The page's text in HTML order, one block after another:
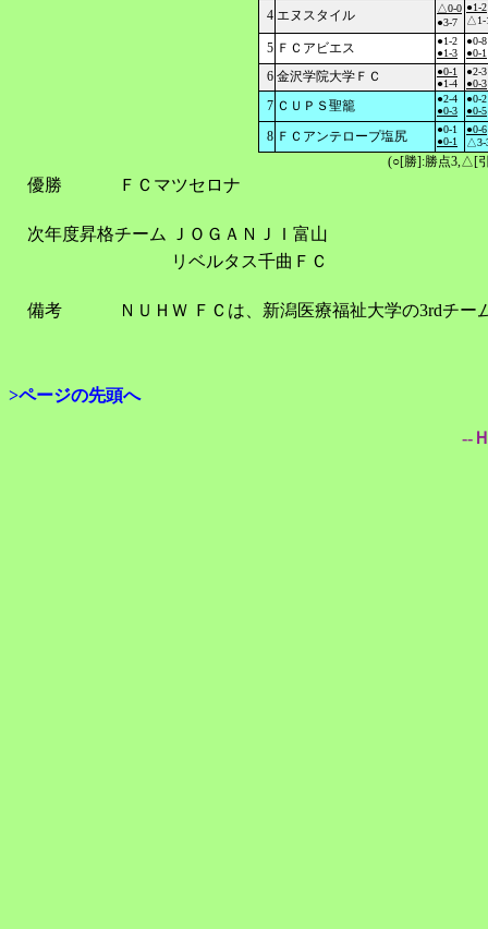
4 エヌスタイル
△0-0
●3-7
●1-2
△1-
5 ＦＣアビエス
●1-2
●1-3
●0-8
●0-1
6 金沢学院大学ＦＣ
●0-1
●1-4
●2-3
●0-3
7 ＣＵＰＳ聖籠
●2-4
●0-3
●0-2
●0-5
8 ＦＣアンテロープ塩尻
●0-1
●0-1
●0-6
△3-
(○[勝]:勝点3,△[
優勝 ＦＣマツセロナ
次年度昇格チーム
ＪＯＧＡＮＪＩ富山
リベルタス千曲ＦＣ
備考 ＮＵＨＷ ＦＣは、新潟医療福祉大学の3rdチ
>ページの先頭へ
--